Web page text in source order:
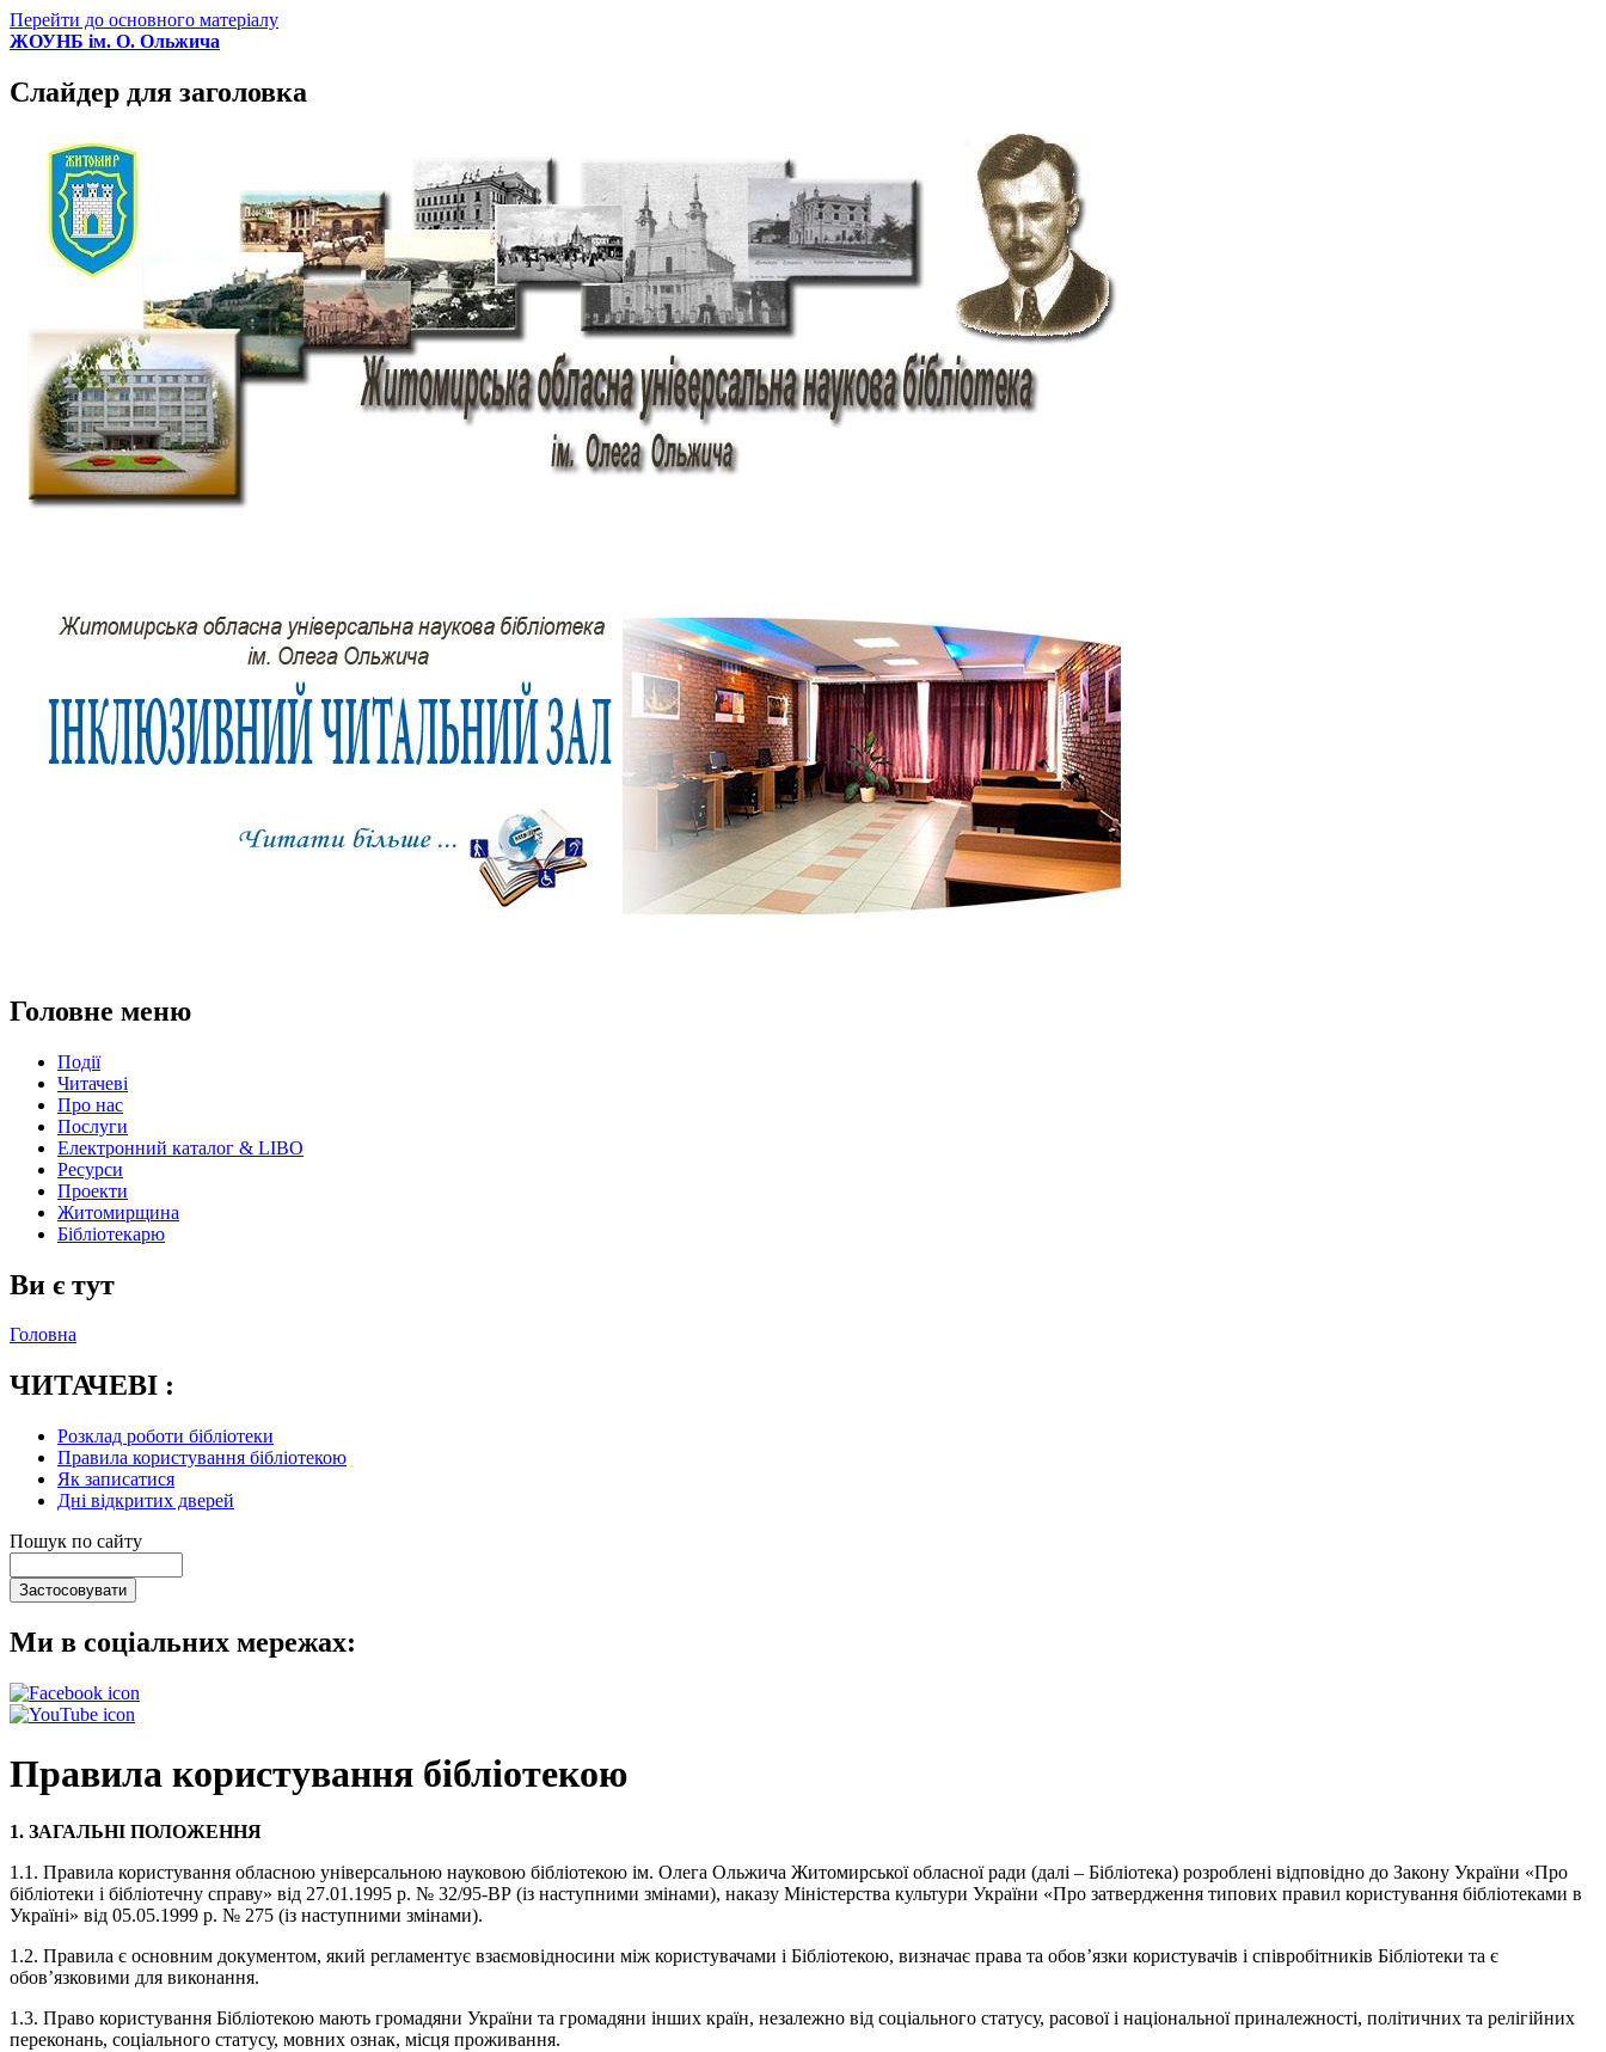
Перейти до основного матеріалу
ЖОУНБ ім. О. Ольжича
Слайдер для заголовка
Головне меню
Події
Читачеві
Про нас
Послуги
Електронний каталог & LIBO
Ресурси
Проекти
Житомирщина
Бібліотекарю
Ви є тут
Головна
ЧИТАЧЕВІ :
Розклад роботи бібліотеки
Правила користування бібліотекою
Як записатися
Дні відкритих дверей
Пошук по сайту
Ми в соціальних мережах:
Правила користування бібліотекою
1. ЗАГАЛЬНІ ПОЛОЖЕННЯ
1.1. Правила користування обласною універсальною науковою бібліотекою ім. Олега Ольжича Житомирської обласної ради (далі – Бібліотека) розроблені відповідно до Закону України «Про
бібліотеки і бібліотечну справу» від 27.01.1995 р. № 32/95-ВР (із наступними змінами), наказу Міністерства культури України «Про затвердження типових правил користування бібліотеками в
Україні» від 05.05.1999 р. № 275 (із наступними змінами).
1.2. Правила є основним документом, який регламентує взаємовідносини між користувачами і Бібліотекою, визначає права та обов’язки користувачів і співробітників Бібліотеки та є
обов’язковими для виконання.
1.3. Право користування Бібліотекою мають громадяни України та громадяни інших країн, незалежно від соціального статусу, расової і національної приналежності, політичних та релігійних
переконань, соціального статусу, мовних ознак, місця проживання.